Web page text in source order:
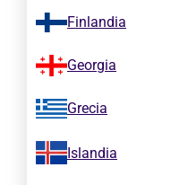
Finlandia
Georgia
Grecia
Islandia